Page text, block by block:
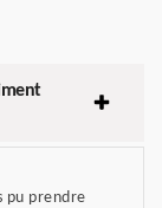
pu prendre